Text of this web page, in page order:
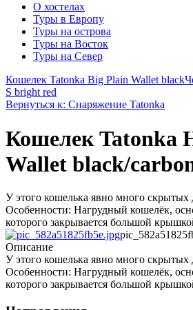
О хостелах
Туры в Европу
Туры на острова
Туры на Восток
Туры на Север
Кошелек Tatonka Big Plain Wallet black
S bright red
Вернуться к: Снаряжение Tatonka
Кошелек Tatonka
Wallet black/
У этого кошелька явно много скрытых
Особенности: Нагрудный кошелёк,
которого закрывается большой
Описание
У этого кошелька явно много скрытых
Особенности: Нагрудный кошелёк,
которого закрывается большой